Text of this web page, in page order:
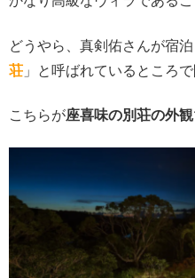
どうやら、真剣佑さんが宿泊
荘 」と呼ばれているところ
こちらが座喜味の別荘の外観